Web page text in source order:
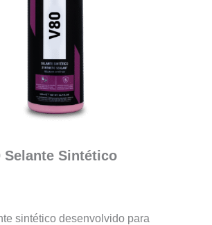
Selante Sintético
sintético desenvolvido para